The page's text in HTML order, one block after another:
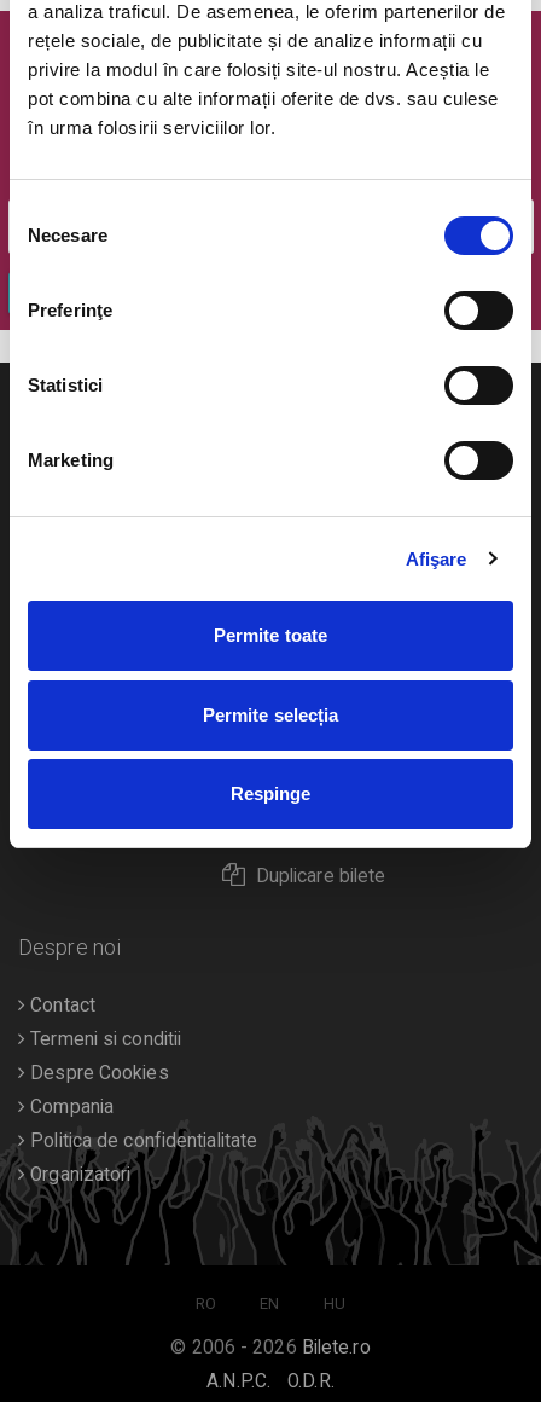
a analiza traficul. De asemenea, le oferim partenerilor de
rețele sociale, de publicitate și de analize informații cu
privire la modul în care folosiți site-ul nostru. Aceștia le
pot combina cu alte informații oferite de dvs. sau culese
în urma folosirii serviciilor lor.
consimțământului
Necesare
Preferinţe
Statistici
Marketing
Afişare
Permite toate
Permite selecția
Respinge
Newsletter @ Bilete.ro
Oferte exclusive si o editie saptamanala cu cele mai noi
Email
Plata online sau cash
Livrare prin curier
Duplicare bilete
Sport
Diverse
Despre noi
Contact
Termeni si conditii
Despre Cookies
Compania
Politica de confidentialitate
Organizatori
RO EN HU
© 2006 - 2026 Bilete.ro
A.N.P.C.
O.D.R.